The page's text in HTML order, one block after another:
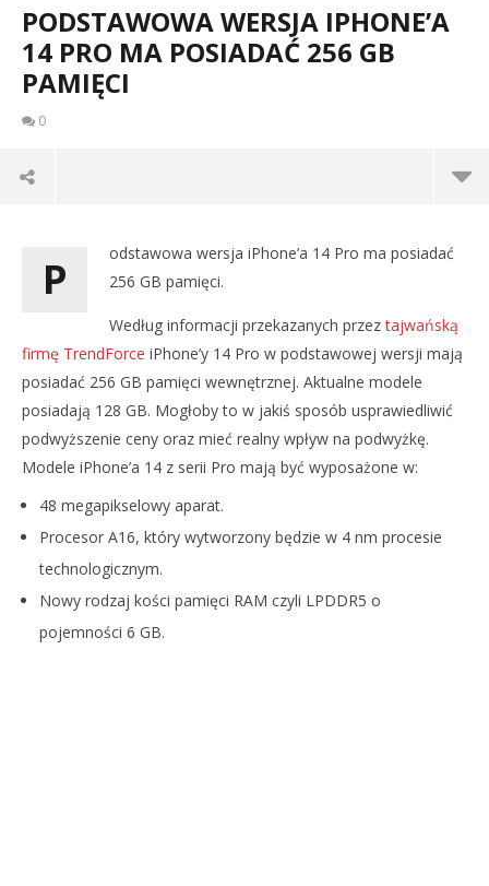
PODSTAWOWA WERSJA IPHONE’A
14 PRO MA POSIADAĆ 256 GB
PAMIĘCI
0
NOW VIEWING
PODSTAWOWA WERSJA IPHONE’A 14 PRO MA POSIADAĆ
256 GB PAMIĘCI
11
sierpnia
2022
Mateusz
P
odstawowa wersja iPhone’a 14 Pro ma posiadać
256 GB pamięci.
Według informacji przekazanych przeztajwańską
firmę TrendForce iPhone’y 14 Pro w podstawowej wersji mają
posiadać 256 GB pamięci wewnętrznej. Aktualne modele
posiadają 128 GB. Mogłoby to w jakiś sposób usprawiedliwić
podwyższenie ceny oraz mieć realny wpływ na podwyżkę.
Modele iPhone’a 14 z serii Pro mają być wyposażone w:
48 megapikselowy aparat.
Procesor A16, który wytworzony będzie w 4 nm procesie
technologicznym.
Nowy rodzaj kości pamięci RAM czyli LPDDR5 o
pojemności 6 GB.